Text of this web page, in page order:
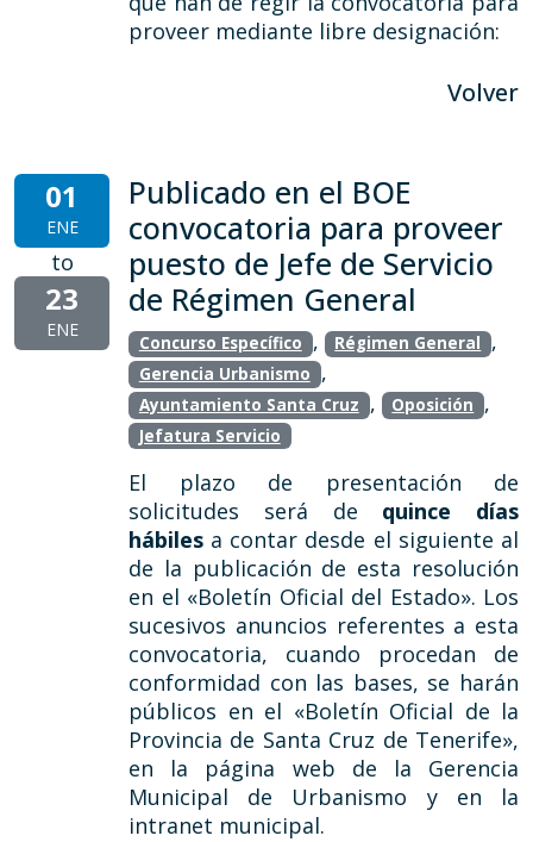
proveer mediante libre designación:
Volver
01
ENE
to
23
ENE
Publicado en el BOE
convocatoria para proveer
puesto de Jefe de Servicio
de Régimen General
Concurso Específico , Régimen General ,
Gerencia Urbanismo ,
Ayuntamiento Santa Cruz , Oposición ,
Jefatura Servicio
El plazo de presentación de
solicitudes será de quince días
hábiles a contar desde el siguiente al
de la publicación de esta resolución
en el «Boletín Oficial del Estado». Los
sucesivos anuncios referentes a esta
convocatoria, cuando procedan de
conformidad con las bases, se harán
públicos en el «Boletín Oficial de la
Provincia de Santa Cruz de Tenerife»,
en la página web de la Gerencia
Municipal de Urbanismo y en la
intranet municipal.